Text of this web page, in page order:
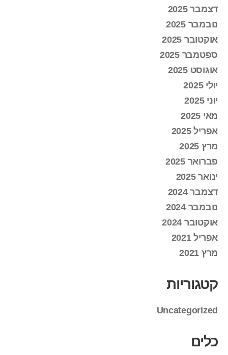
דצמבר 2025
נובמבר 2025
אוקטובר 2025
ספטמבר 2025
אוגוסט 2025
יולי 2025
יוני 2025
מאי 2025
אפריל 2025
מרץ 2025
פברואר 2025
ינואר 2025
דצמבר 2024
נובמבר 2024
אוקטובר 2024
אפריל 2021
מרץ 2021
קטגוריות
Uncategorized
כלים